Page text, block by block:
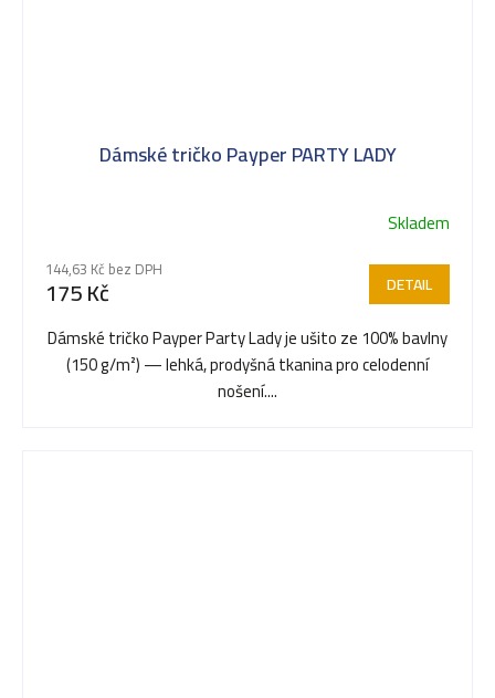
Dámské tričko Payper PARTY LADY
Skladem
144,63 Kč bez DPH
175 Kč DETAIL
Dámské tričko Payper Party Lady je ušito ze 100% bavlny
(150 g/m²) — lehká, prodyšná tkanina pro celodenní
nošení....